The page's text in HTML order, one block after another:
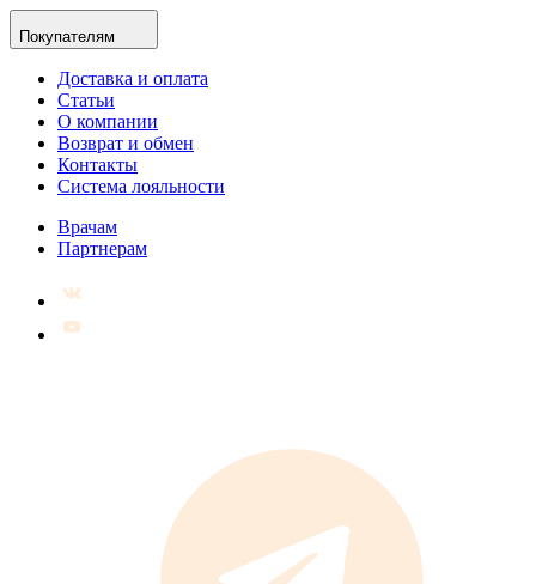
Покупателям
Доставка и оплата
Статьи
О компании
Возврат и обмен
Контакты
Система лояльности
Врачам
Партнерам